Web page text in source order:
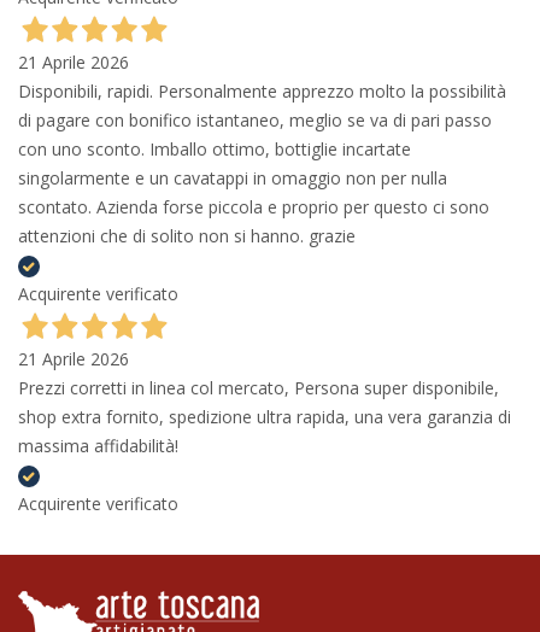
21 Aprile 2026
Disponibili, rapidi. Personalmente apprezzo molto la possibilità
di pagare con bonifico istantaneo, meglio se va di pari passo
con uno sconto. Imballo ottimo, bottiglie incartate
singolarmente e un cavatappi in omaggio non per nulla
scontato. Azienda forse piccola e proprio per questo ci sono
attenzioni che di solito non si hanno. grazie
Acquirente verificato
21 Aprile 2026
Prezzi corretti in linea col mercato, Persona super disponibile,
shop extra fornito, spedizione ultra rapida, una vera garanzia di
massima affidabilità!
Acquirente verificato